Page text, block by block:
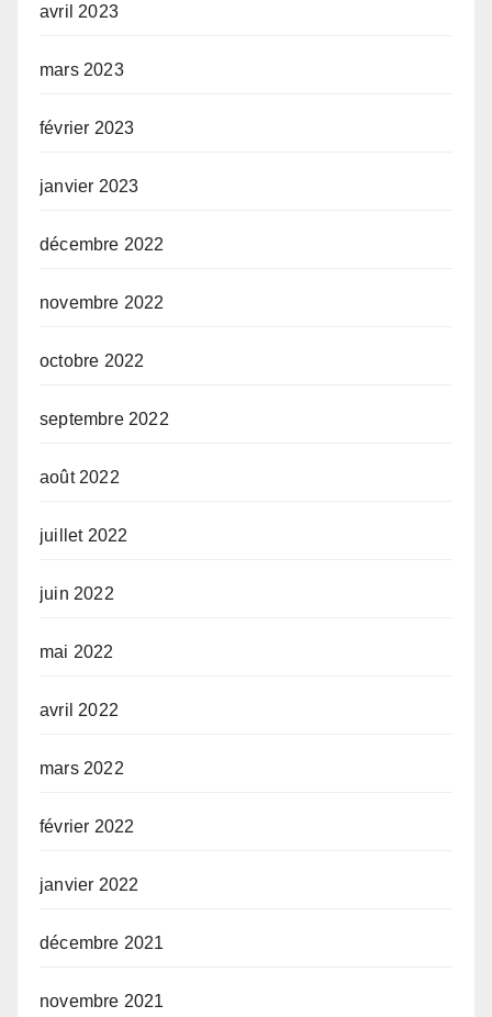
avril 2023
mars 2023
février 2023
janvier 2023
décembre 2022
novembre 2022
octobre 2022
septembre 2022
août 2022
juillet 2022
juin 2022
mai 2022
avril 2022
mars 2022
février 2022
janvier 2022
décembre 2021
novembre 2021